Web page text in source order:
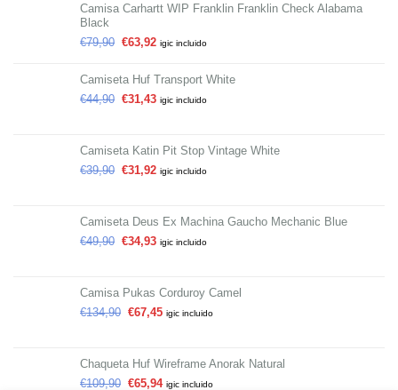
Camisa Carhartt WIP Franklin Franklin Check Alabama
Black
€79,90 €63,92 igic incluido
Camiseta Huf Transport White
€44,90 €31,43 igic incluido
Camiseta Katin Pit Stop Vintage White
€39,90 €31,92 igic incluido
Camiseta Deus Ex Machina Gaucho Mechanic Blue
€49,90 €34,93 igic incluido
Camisa Pukas Corduroy Camel
€134,90 €67,45 igic incluido
Chaqueta Huf Wireframe Anorak Natural
€109,90 €65,94 igic incluido